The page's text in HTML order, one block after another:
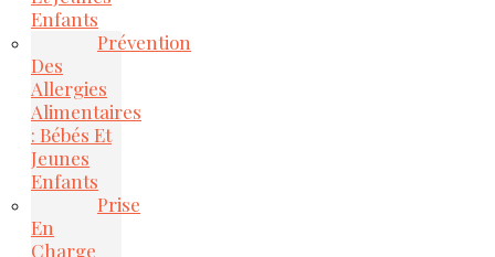
Enfants
Prévention
Des
Allergies
Alimentaires
: Bébés Et
Jeunes
Enfants
Prise
En
Charge